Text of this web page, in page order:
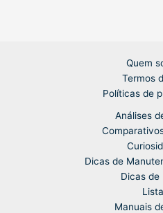
Quem
Termos
Políticas de
Análises
Dicas de
Dicas de
Manuais